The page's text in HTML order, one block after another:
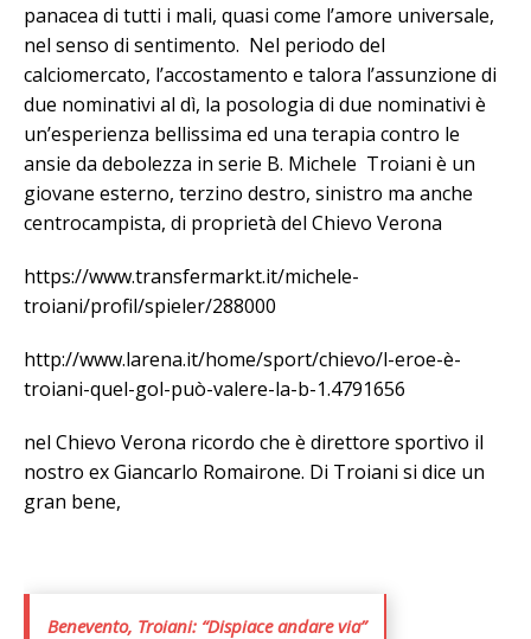
panacea di tutti i mali, quasi come l’amore universale,
nel senso di sentimento. Nel periodo del
calciomercato, l’accostamento e talora l’assunzione di
due nominativi al dì, la posologia di due nominativi è
un’esperienza bellissima ed una terapia contro le
ansie da debolezza in serie B. Michele Troiani è un
giovane esterno, terzino destro, sinistro ma anche
centrocampista, di proprietà del Chievo Verona
https://www.transfermarkt.it/michele-
troiani/profil/spieler/288000
http://www.larena.it/home/sport/chievo/l-eroe-è-
troiani-quel-gol-può-valere-la-b-1.4791656
nel Chievo Verona ricordo che è direttore sportivo il
nostro ex Giancarlo Romairone. Di Troiani si dice un
gran bene,
Benevento, Troiani: “Dispiace andare via”